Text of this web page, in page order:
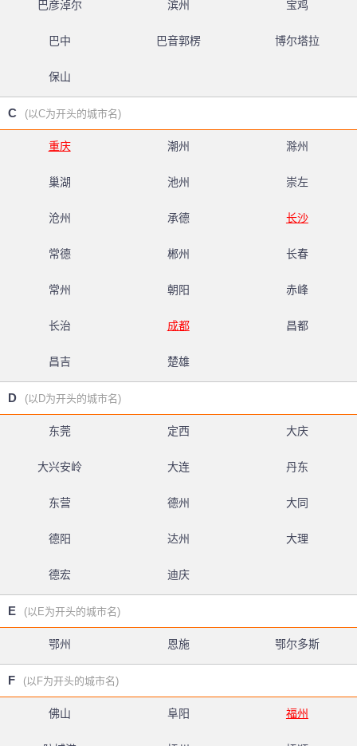
巴彦淖尔 滨州 宝鸡
巴中 巴音郭楞 博尔塔拉
保山
C (以C为开头的城市名)
重庆 潮州 滁州
巢湖 池州 崇左
沧州 承德 长沙
常德 郴州 长春
常州 朝阳 赤峰
长治 成都 昌都
昌吉 楚雄
D (以D为开头的城市名)
东莞 定西 大庆
大兴安岭 大连 丹东
东营 德州 大同
德阳 达州 大理
德宏 迪庆
E (以E为开头的城市名)
鄂州 恩施 鄂尔多斯
F (以F为开头的城市名)
佛山 阜阳 福州